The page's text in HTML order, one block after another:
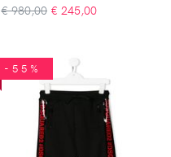
€ 980,00 € 245,00
-55%